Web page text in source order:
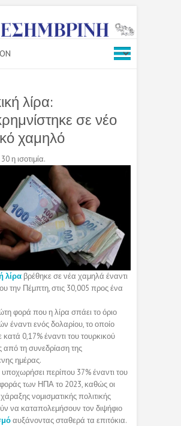
λίρα:
σε νέο
χαμηλό
η ισοτιμία.
λίρα βρέθηκε σε νέα χαμηλά έναντι
την Πέμπτη, στις 30,005 προς ένα
φορά που η λίρα σπάει το όριο
έναντι ενός δολαρίου, το οποίο
κατά 0,17% έναντι του τουρκικού
από τη συνεδρίαση της
ημέρας.
υποχωρήσει περίπου 37% έναντι του
των ΗΠΑ το 2023, καθώς οι
νομισματικής πολιτικής
να καταπολεμήσουν τον διψήφιο
αυξάνοντας σταθερά τα επιτόκια.